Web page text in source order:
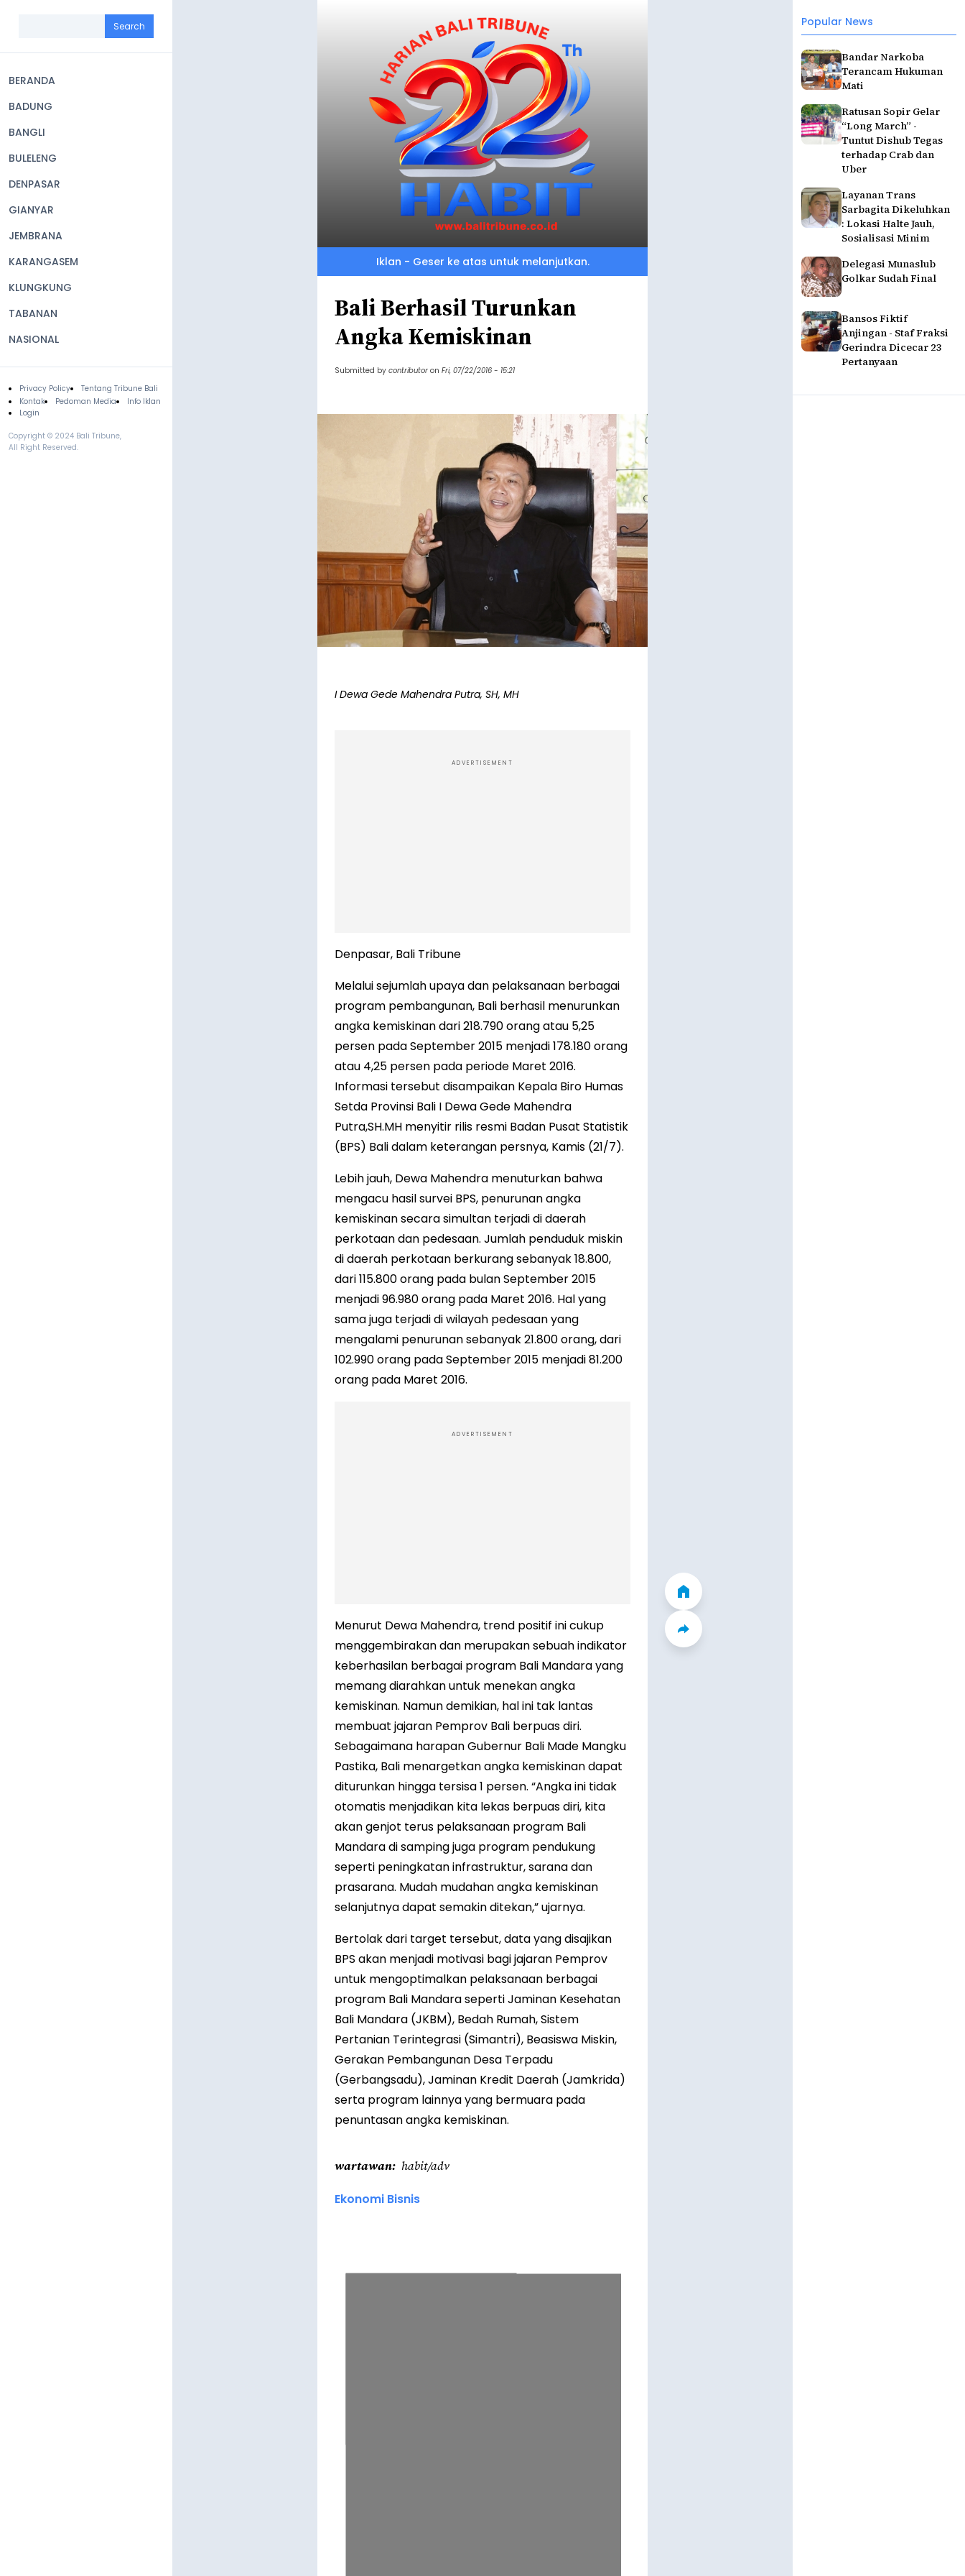
navigation
BERANDA
BADUNG
BANGLI
BULELENG
DENPASAR
GIANYAR
JEMBRANA
KARANGASEM
KLUNGKUNG
TABANAN
NASIONAL
Footer
Privacy Policy
Tentang Tribune Bali
Kontak
Pedoman Media
Info Iklan
Login
Copyright © 2024 Bali Tribune,
All Right Reserved.
Popular News
Bandar Narkoba
Terancam Hukuman
Mati
Ratusan Sopir Gelar
“Long March” -
Tuntut Dishub Tegas
terhadap Crab dan
Uber
Layanan Trans
Sarbagita Dikeluhkan
: Lokasi Halte Jauh,
Sosialisasi Minim
Delegasi Munaslub
Golkar Sudah Final
Bansos Fiktif
Anjingan - Staf Fraksi
Gerindra Dicecar 23
Pertanyaan
Iklan - Geser ke atas untuk melanjutkan.
Bali Berhasil Turunkan
Angka Kemiskinan
Submitted by contributor on Fri, 07/22/2016 - 15:21
I Dewa Gede Mahendra Putra, SH, MH
ADVERTISEMENT
Denpasar, Bali Tribune
Melalui sejumlah upaya dan pelaksanaan berbagai
program pembangunan, Bali berhasil menurunkan
angka kemiskinan dari 218.790 orang atau 5,25
persen pada September 2015 menjadi 178.180 orang
atau 4,25 persen pada periode Maret 2016.
Informasi tersebut disampaikan Kepala Biro Humas
Setda Provinsi Bali I Dewa Gede Mahendra
Putra,SH.MH menyitir rilis resmi Badan Pusat Statistik
(BPS) Bali dalam keterangan persnya, Kamis (21/7).
Lebih jauh, Dewa Mahendra menuturkan bahwa
mengacu hasil survei BPS, penurunan angka
kemiskinan secara simultan terjadi di daerah
perkotaan dan pedesaan. Jumlah penduduk miskin
di daerah perkotaan berkurang sebanyak 18.800,
dari 115.800 orang pada bulan September 2015
menjadi 96.980 orang pada Maret 2016. Hal yang
sama juga terjadi di wilayah pedesaan yang
mengalami penurunan sebanyak 21.800 orang, dari
102.990 orang pada September 2015 menjadi 81.200
orang pada Maret 2016.
ADVERTISEMENT
Menurut Dewa Mahendra, trend positif ini cukup
menggembirakan dan merupakan sebuah indikator
keberhasilan berbagai program Bali Mandara yang
memang diarahkan untuk menekan angka
kemiskinan. Namun demikian, hal ini tak lantas
membuat jajaran Pemprov Bali berpuas diri.
Sebagaimana harapan Gubernur Bali Made Mangku
Pastika, Bali menargetkan angka kemiskinan dapat
diturunkan hingga tersisa 1 persen. “Angka ini tidak
otomatis menjadikan kita lekas berpuas diri, kita
akan genjot terus pelaksanaan program Bali
Mandara di samping juga program pendukung
seperti peningkatan infrastruktur, sarana dan
prasarana. Mudah mudahan angka kemiskinan
selanjutnya dapat semakin ditekan,” ujarnya.
Bertolak dari target tersebut, data yang disajikan
BPS akan menjadi motivasi bagi jajaran Pemprov
untuk mengoptimalkan pelaksanaan berbagai
program Bali Mandara seperti Jaminan Kesehatan
Bali Mandara (JKBM), Bedah Rumah, Sistem
Pertanian Terintegrasi (Simantri), Beasiswa Miskin,
Gerakan Pembangunan Desa Terpadu
(Gerbangsadu), Jaminan Kredit Daerah (Jamkrida)
serta program lainnya yang bermuara pada
penuntasan angka kemiskinan.
wartawan habit/adv
Ekonomi Bisnis